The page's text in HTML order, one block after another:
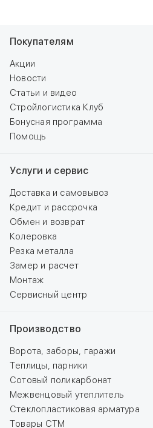
Покупателям
Акции
Новости
Статьи и видео
Стройлогистика Клуб
Бонусная программа
Помощь
Услуги и сервис
Доставка и самовывоз
Кредит и рассрочка
Обмен и возврат
Колеровка
Резка металла
Замер и расчет
Монтаж
Сервисный центр
Производство
Ворота, заборы, гаражи
Теплицы, парники
Сотовый поликарбонат
Межвенцовый утеплитель
Стеклопластиковая арматура
Товары СТМ